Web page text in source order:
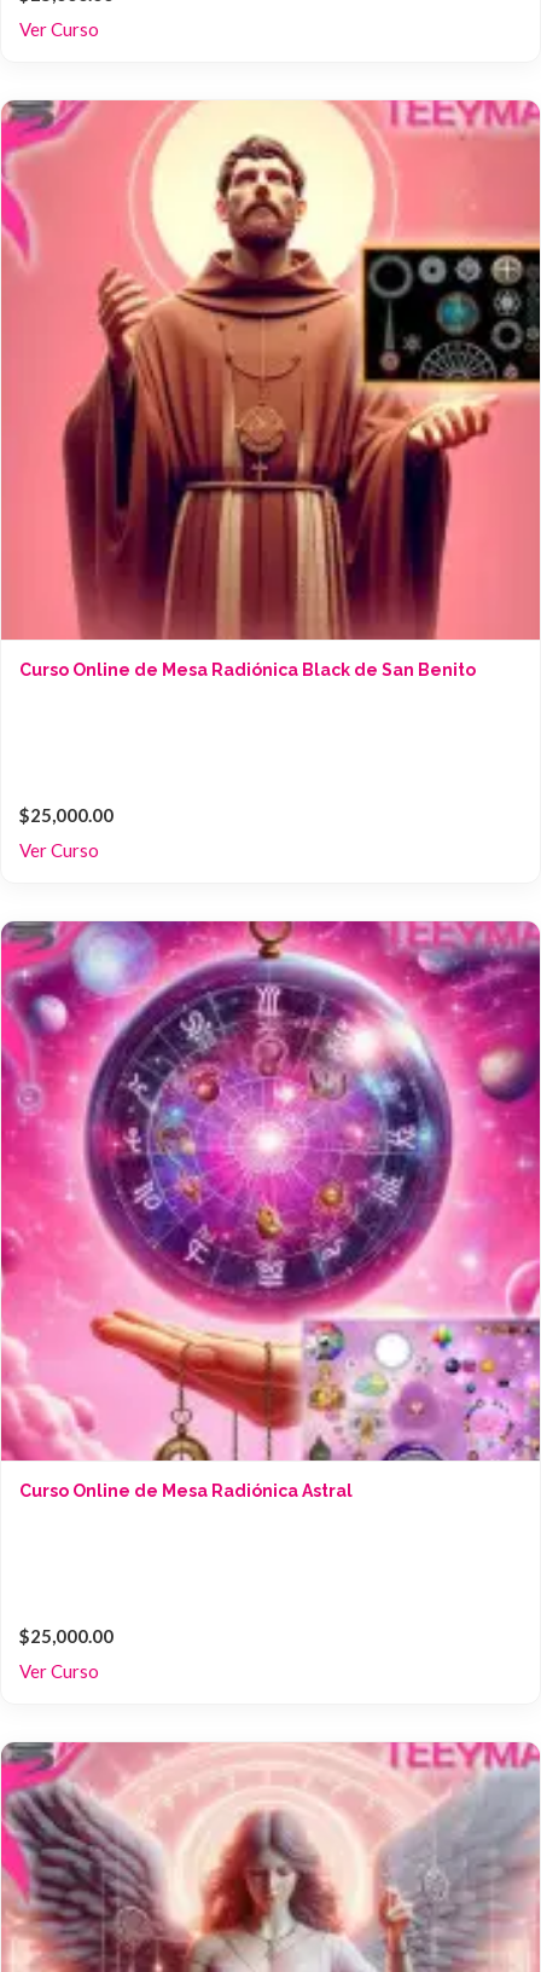
Ver Curso
Curso Online de Mesa Radiónica Black de San Benito
$25,000.00
Ver Curso
Curso Online de Mesa Radiónica Astral
$25,000.00
Ver Curso